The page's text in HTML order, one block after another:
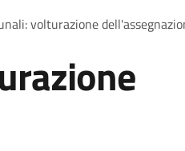
volturazione